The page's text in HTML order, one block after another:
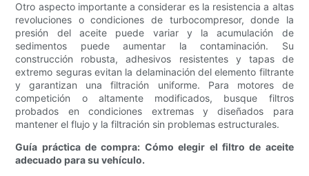
Otro aspecto importante a considerar es la resistencia a altas
revoluciones o condiciones de turbocompresor, donde la
presión del aceite puede variar y la acumulación de
sedimentos puede aumentar la contaminación. Su
construcción robusta, adhesivos resistentes y tapas de
extremo seguras evitan la delaminación del elemento filtrante
y garantizan una filtración uniforme. Para motores de
competición o altamente modificados, busque filtros
probados en condiciones extremas y diseñados para
mantener el flujo y la filtración sin problemas estructurales.
Guía práctica de compra: Cómo elegir el filtro de aceite
adecuado para su vehículo.